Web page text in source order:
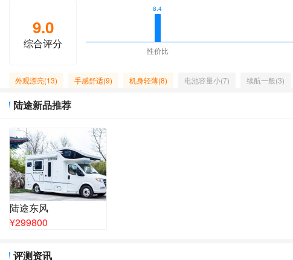
9.0
综合评分
8.4
性价比
外观漂亮(13) 手感舒适(9) 机身轻薄(8) 电池容量小(7) 续航一般(3)
陆途新品推荐
陆途东风
¥299800
评测资讯